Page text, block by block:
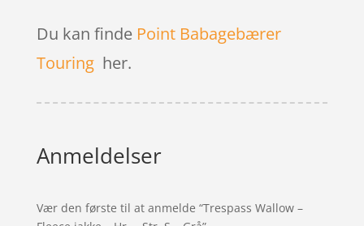
Du kan finde Point Babagebærer
Touringher.
Anmeldelser
Vær den første til at anmelde “Trespass Wallow –